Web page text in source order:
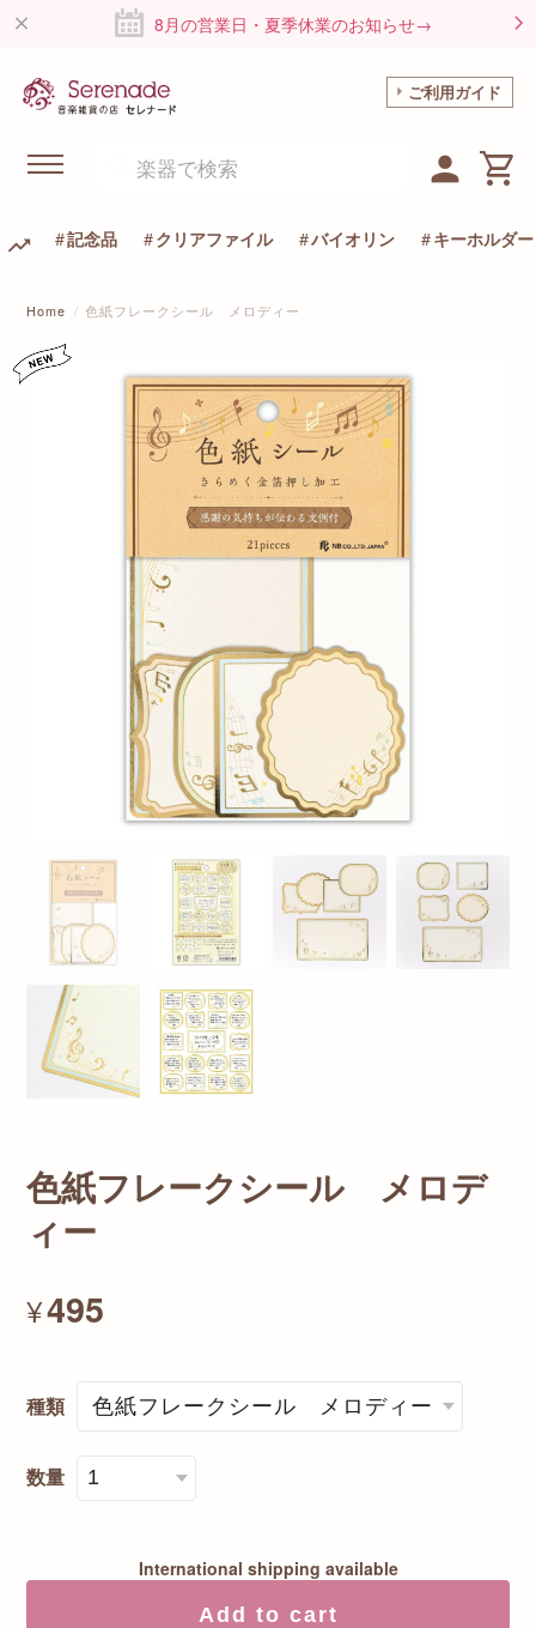
8月の営業日・夏季休業のお知らせ→
ご利用ガイド
記念品 クリアファイル バイオリン キーホルダー
Home 色紙フレークシール メロディー
色紙フレークシール メロデ
ィー
¥495
種類
数量
International shipping available
Add to cart